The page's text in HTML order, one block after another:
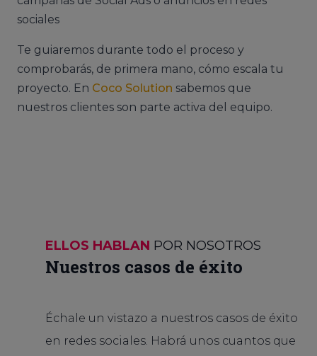
sociales
Te guiaremos durante todo el proceso y
comprobarás, de primera mano, cómo escala tu
proyecto. En Coco Solution sabemos que
nuestros clientes son parte activa del equipo.
ELLOS HABLAN POR NOSOTROS
Nuestros casos de éxito
Échale un vistazo a nuestros casos de éxito
en redes sociales. Habrá unos cuantos que